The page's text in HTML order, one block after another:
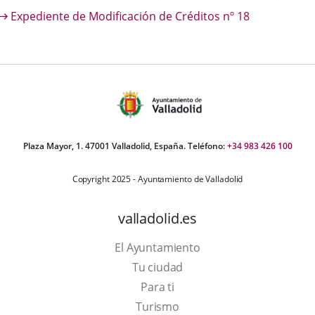
una
externa.
una
externa.
Expediente de Modificación de Créditos nº 18
Plaza Mayor, 1. 47001 Valladolid, España. Teléfono:+34 983 426 100
Copyright 2025 - Ayuntamiento de Valladolid
valladolid.es
El Ayuntamiento
Tu ciudad
Para ti
TurismoEste